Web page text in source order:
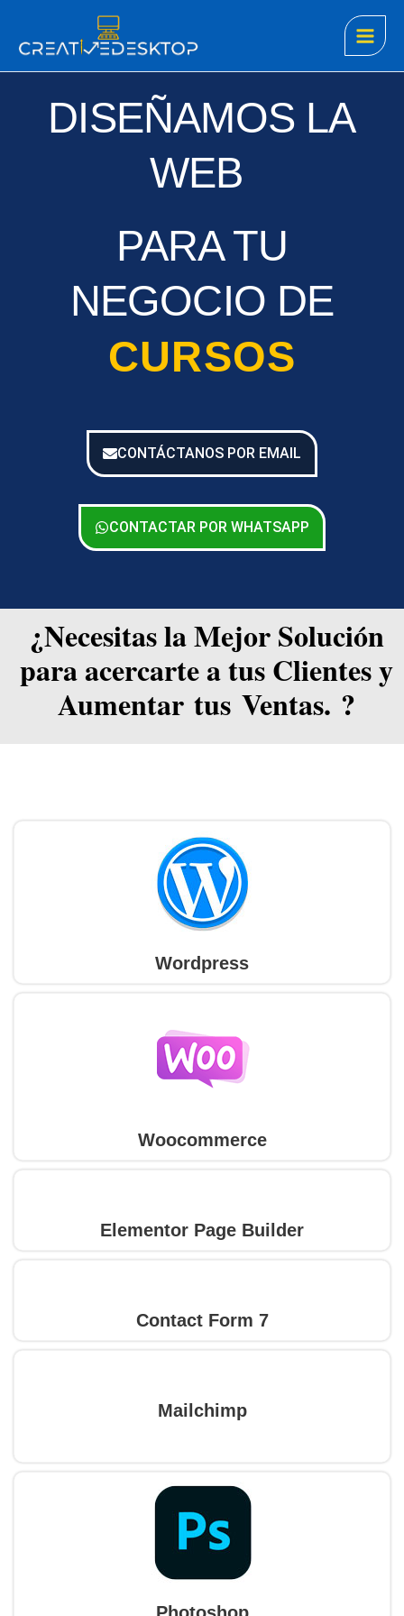
contenido
Main
DISEÑAMOS LA
WEB
PARA TU
NEGOCIO DE
CURSOS
CONTÁCTANOS POR EMAIL
CONTACTAR POR WHATSAPP
¿Necesitas la Mejor Solución
para acercarte a tus Clientes y
Aumentar tus Ventas. ?
Wordpress
Woocommerce
Elementor Page Builder
Contact Form 7
Mailchimp